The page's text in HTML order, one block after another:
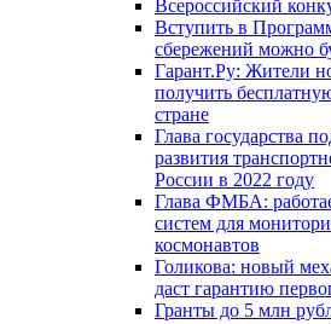
Всероссийский
Вступить в
сбережений можно
Гарант.Ру: Жители
получить
стране
Глава государства
развития
России в 2022 году
Глава ФМБА:
систем для
космонавтов
Голикова: новый
даст гарантию
Гранты до 5 млн